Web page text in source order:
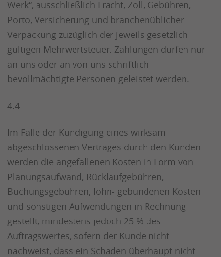
Werk“, ausschließlich Fracht, Zoll, Gebühren,
Porto, Versicherung und branchenüblicher
Verpackung zuzüglich der jeweils gesetzlich
gültigen Mehrwertsteuer. Zahlungen dürfen nur
an uns oder an von uns schriftlich
bevollmächtigte Personen geleistet werden.
4.4
Im Falle der Kündigung eines wirksam
abgeschlossenen Vertrages durch den Kunden
werden die angefallenen Kosten in Form von
Planungsaufwand, Rücklaufgebühren,
Buchungsgebühren, lohn- gebundenen Kosten
und sonstigen Aufwendungen in Rechnung
gestellt, mindestens jedoch 25 % des
Auftragswertes, sofern der Kunde nicht
nachweist, dass ein Schaden überhaupt nicht